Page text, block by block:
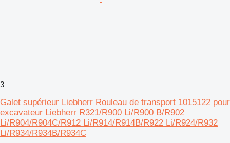
3
Galet supérieur Liebherr Rouleau de transport 1015122 pour
excavateur Liebherr R321/R900 Li/R900 B/R902
Li/R904/R904C/R912 Li/R914/R914B/R922 Li/R924/R932
Li/R934/R934B/R934C